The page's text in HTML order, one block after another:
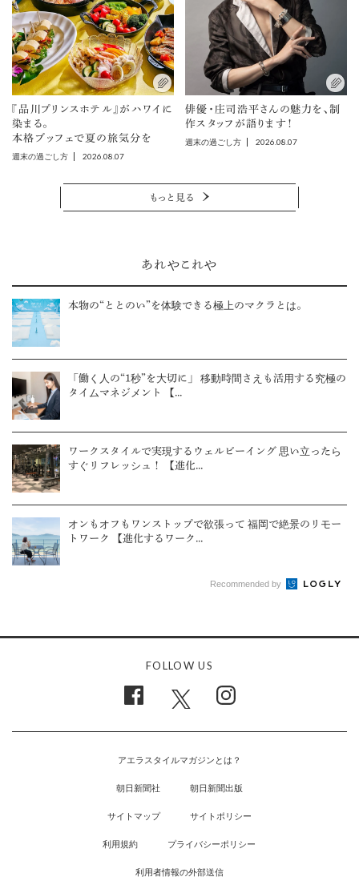
『品川プリンスホテル』がハワイに
染まる。
本格ブッフェで夏の旅気分を
週末の過ごし方 2026.08.07
俳優・庄司浩平さんの魅力を、制
作スタッフが語ります！
週末の過ごし方 2026.08.07
もっと見る
あれやこれや
本物の“ととのい”を体験できる極上のマクラとは。
「働く人の“1秒”を大切に」 移動時間さえも活用する究極の
タイムマネジメント 【...
ワークスタイルで実現するウェルビーイング 思い立ったら
すぐリフレッシュ！ 【進化...
オンもオフもワンストップで欲張って 福岡で絶景のリモー
トワーク 【進化するワーク...
Recommended by
FOLLOW US
アエラスタイルマガジンとは？
朝日新聞社 朝日新聞出版
サイトマップ サイトポリシー
利用規約 プライバシーポリシー
利用者情報の外部送信